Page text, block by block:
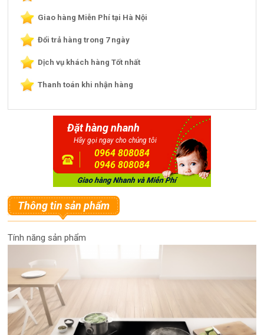
Giao hàng Miễn Phí tại Hà Nội
Đổi trả hàng trong 7 ngày
Dịch vụ khách hàng Tốt nhất
Thanh toán khi nhận hàng
Đặt hàng nhanh
Hãy gọi ngay cho chúng tôi
0964 808084
0946 808084
Thông tin sản phẩm
Tính năng sản phẩm